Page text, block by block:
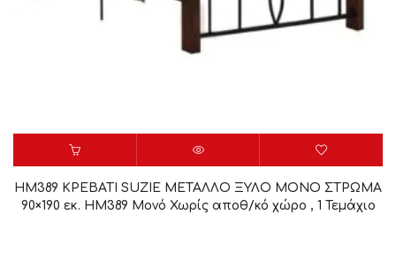
HM389 ΚΡΕΒΑΤΙ SUZIE ΜΕΤΑΛΛΟ ΞΥΛΟ ΜΟΝΟ ΣΤΡΩΜΑ
90×190 εκ. HM389 Μονό Χωρίς αποθ/κό χώρο , 1 Τεμάχιο